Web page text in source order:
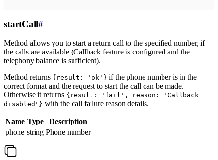
startCall#
Method allows you to start a return call to the specified number, if
the calls are available (Callback feature is configured and the
telephony balance is sufficient).
Method returns {result: 'ok'} if the phone number is in the
correct format and the request to start the call can be made.
Otherwise it returns {result: 'fail', reason: 'Callback
disabled'} with the call failure reason details.
Name Type
Description
phone string Phone number